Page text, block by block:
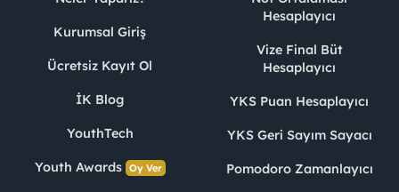
Kurumsal Giriş
Ücretsiz Kayıt Ol
İK Blog
YouthTech
Youth Awards Oy Ver
Hesaplayıcı
Vize Final Büt
Hesaplayıcı
YKS Puan Hesaplayıcı
YKS Geri Sayım Sayacı
Pomodoro Zamanlayıcı